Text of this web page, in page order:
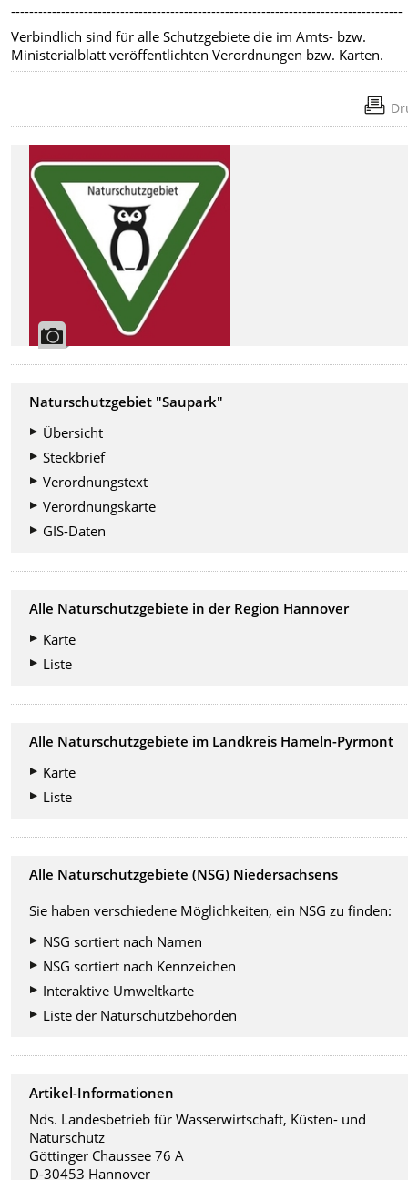
--------------------------------------------------------------------------------------
Verbindlich sind für alle Schutzgebiete die im Amts- bzw.
Ministerialblatt veröffentlichten Verordnungen bzw. Karten.
Naturschutzgebiet "Saupark"
Übersicht
Steckbrief
Verordnungstext
Verordnungskarte
GIS-Daten
Alle Naturschutzgebiete in der Region Hannover
Karte
Liste
Alle Naturschutzgebiete im Landkreis Hameln-Pyrmont
Karte
Liste
Alle Naturschutzgebiete (NSG) Niedersachsens
Sie haben verschiedene Möglichkeiten, ein NSG zu finden:
NSG sortiert nach Namen
NSG sortiert nach Kennzeichen
Interaktive Umweltkarte
Liste der Naturschutzbehörden
Artikel-Informationen
Nds. Landesbetrieb für Wasserwirtschaft, Küsten- und
Naturschutz
Göttinger Chaussee 76 A
D-30453 Hannover